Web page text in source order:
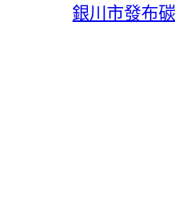
銀川市發布